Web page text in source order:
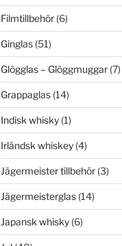
Filmtillbehör(6)
Ginglas(51)
Glögglas – Glöggmuggar(7)
Grappaglas(14)
Indisk whisky(1)
Irländsk whiskey(4)
Jägermeister tillbehör(3)
Jägermeisterglas(14)
Japansk whisky(6)